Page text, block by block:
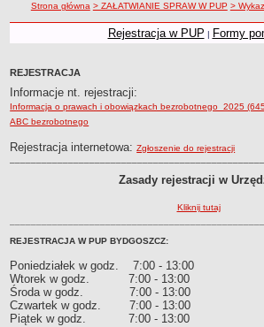
Struktura organizacyjna
Podstawy prawne działania Urzędu
Obwieszczenia
DEKLARACJA DOSTĘPNOŚCI
Raport o stanie zapewnienia dostępności
Dane teleadresowe
Dane statystyczne
Kompetencje komórek organizacyjnych
Ogłoszenia o naborze kandydatów do pracy
Kontrole
Ochrona Danych Osobowych
Sygnaliści
ścieżka nawigacji
Strona główna > ZAŁATWIANIE SPRAW W PUP >
Rejestracja w PUP | Formy
REJESTRACJA
Informacje nt. rejestracji:
Informacja o prawach i obowiązkach bezrobotnego_2025
ABC bezrobotnego
Rejestracja internetowa:Zgłoszenie do rejestracji
Zasady rejestracji w
Kliknij tutaj
REJESTRACJA W PUP BYDGOSZCZ:
Poniedziałek w godz. 7:00 - 13:00
Wtorek w godz. 7:00 - 13:00
Środa w godz. 7:00 - 13:00
Czwartek w godz. 7:00 - 13:00
Piątek w godz. 7:00 - 13:00